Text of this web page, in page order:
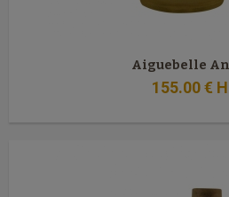
Aiguebelle
155.00€